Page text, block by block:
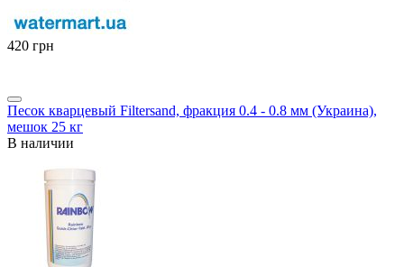
‍420‍ грн
Песок кварцевый Filtersand, фракция 0.4 - 0.8 мм (Украина),
мешок 25 кг
В наличии